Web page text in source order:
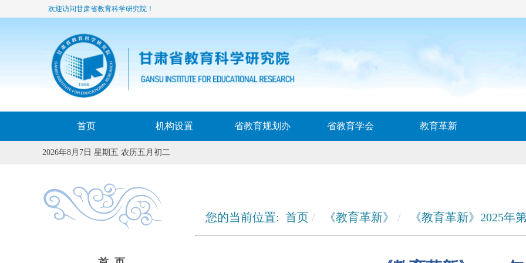
欢迎访问甘肃省教育科学研究院！
首页 机构设置 省教育规划办 省教育学会 教育革新
2026年8月7日 星期五 农历五月初二
您的当前位置: 首页 《教育革新》 《教育革新》2025年